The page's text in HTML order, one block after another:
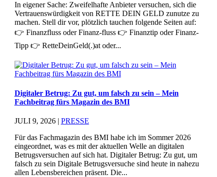
In eigener Sache: Zweifelhafte Anbieter versuchen, sich die
Vertrauenswürdigkeit von RETTE DEIN GELD zunutze zu
machen. Stell dir vor, plötzlich tauchen folgende Seiten auf:
👉 Finanzfluss oder Finanz-fluss 👉 Finanztip oder Finanz-
Tipp 👉 RetteDeinGeld(.)at oder...
Digitaler Betrug: Zu gut, um falsch zu sein – Mein
Fachbeitrag fürs Magazin des BMI
JULI 9, 2026| PRESSE
Für das Fachmagazin des BMI habe ich im Sommer 2026
eingeordnet, was es mit der aktuellen Welle an digitalen
Betrugsversuchen auf sich hat. Digitaler Betrug: Zu gut, um
falsch zu sein Digitale Betrugsversuche sind heute in nahezu
allen Lebensbereichen präsent. Die...